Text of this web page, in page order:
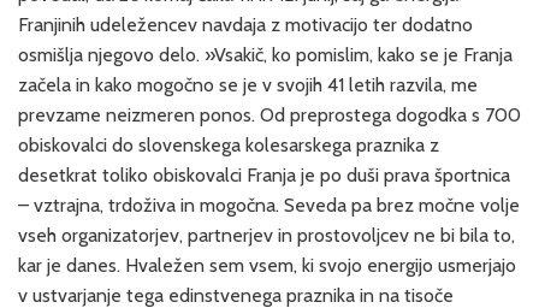
Franjinih udeležencev navdaja z motivacijo ter dodatno
osmišlja njegovo delo. »Vsakič, ko pomislim, kako se je Franja
začela in kako mogočno se je v svojih 41 letih razvila, me
prevzame neizmeren ponos. Od preprostega dogodka s 700
obiskovalci do slovenskega kolesarskega praznika z
desetkrat toliko obiskovalci Franja je po duši prava športnica
– vztrajna, trdoživa in mogočna. Seveda pa brez močne volje
vseh organizatorjev, partnerjev in prostovoljcev ne bi bila to,
kar je danes. Hvaležen sem vsem, ki svojo energijo usmerjajo
v ustvarjanje tega edinstvenega praznika in na tisoče